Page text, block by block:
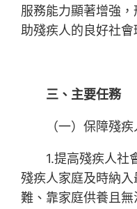
服務能力顯著增強
助殘疾人的良好社會
三、主要任務
（一）保障殘疾
1.提高殘疾人社
殘疾人家庭及時納
難、靠家庭供養且